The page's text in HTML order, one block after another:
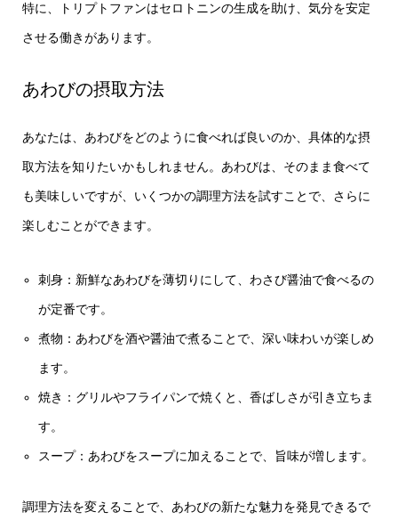
特に、トリプトファンはセロトニンの生成を助け、気分を安定
させる働きがあります。
あわびの摂取方法
あなたは、あわびをどのように食べれば良いのか、具体的な摂
取方法を知りたいかもしれません。あわびは、そのまま食べて
も美味しいですが、いくつかの調理方法を試すことで、さらに
楽しむことができます。
刺身：新鮮なあわびを薄切りにして、わさび醤油で食べるの
が定番です。
煮物：あわびを酒や醤油で煮ることで、深い味わいが楽しめ
ます。
焼き：グリルやフライパンで焼くと、香ばしさが引き立ちま
す。
スープ：あわびをスープに加えることで、旨味が増します。
調理方法を変えることで、あわびの新たな魅力を発見できるで